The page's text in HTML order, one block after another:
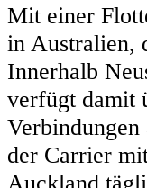
Mit einer
in Australien,
Innerhalb
verfügt damit
der Carrier
Auckland